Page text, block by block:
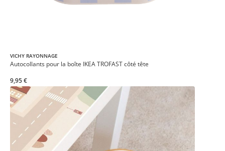
VICHY RAYONNAGE
Autocollants pour la boîte IKEA TROFAST côté tête
9,95 €